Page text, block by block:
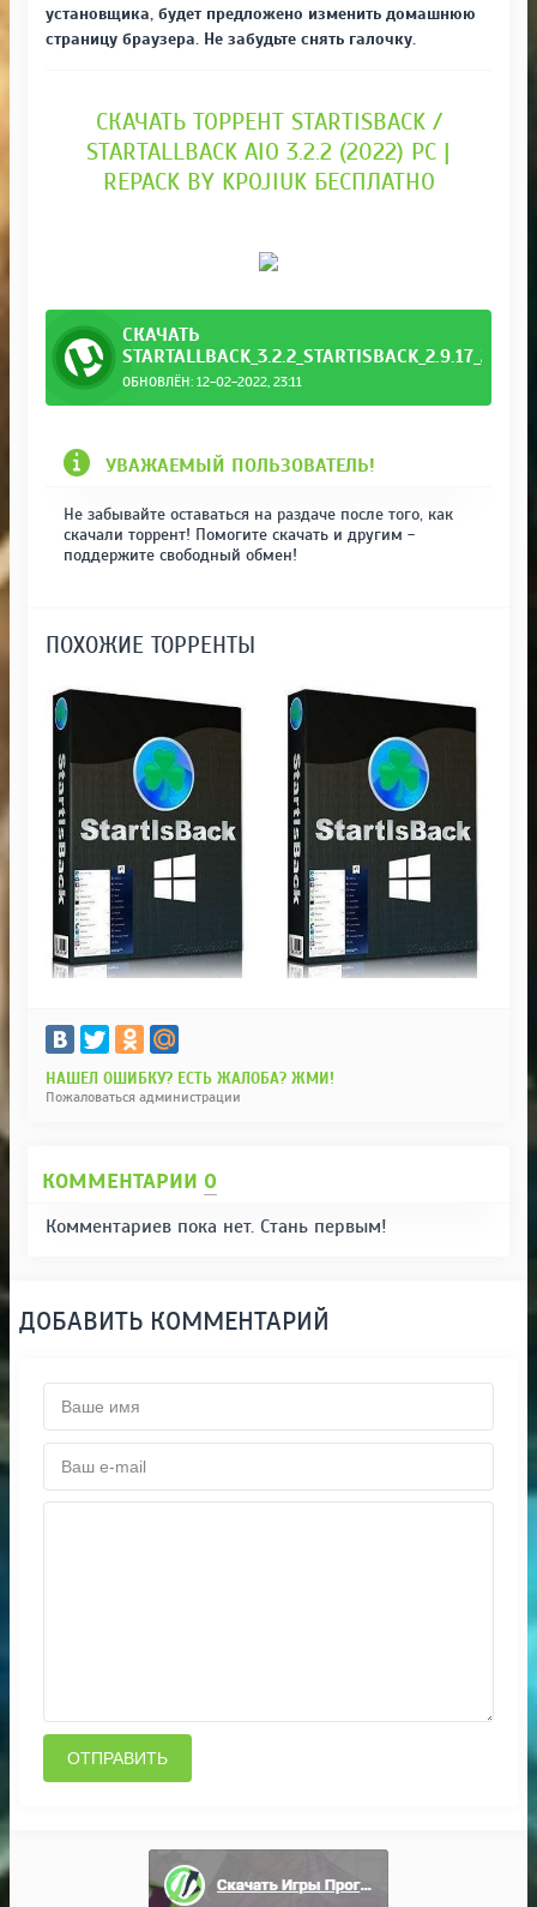
установщика, будет предложено изменить домашнюю
страницу браузера. Не забудьте снять галочку.
СКАЧАТЬ ТОРРЕНТ STARTISBACK /
STARTALLBACK AIO 3.2.2 (2022) PC |
REPACK BY KPOJIUK БЕСПЛАТНО
СКАЧАТЬ
ОБНОВЛЁН: 12-02-2022, 23:11
УВАЖАЕМЫЙ ПОЛЬЗОВАТЕЛЬ!
Не забывайте оставаться на раздаче после того, как
скачали торрент! Помогите скачать и другим -
поддержите свободный обмен!
ПОХОЖИЕ ТОРРЕНТЫ
НАШЕЛ ОШИБКУ? ЕСТЬ ЖАЛОБА? ЖМИ!
Пожаловаться администрации
КОММЕНТАРИИ 0
Комментариев пока нет. Стань первым!
ДОБАВИТЬ КОММЕНТАРИЙ
ОТПРАВИТЬ